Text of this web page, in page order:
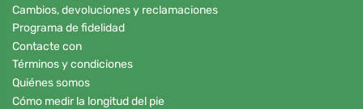
Cambios, devoluciones y reclamaciones
Programa de fidelidad
Contacte con
Términos y condiciones
Quiénes somos
Cómo medir la longitud del pie